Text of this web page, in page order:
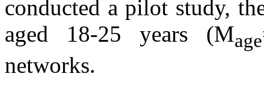
conducted a pilot study,
aged 18-25 years (Mage
networks.